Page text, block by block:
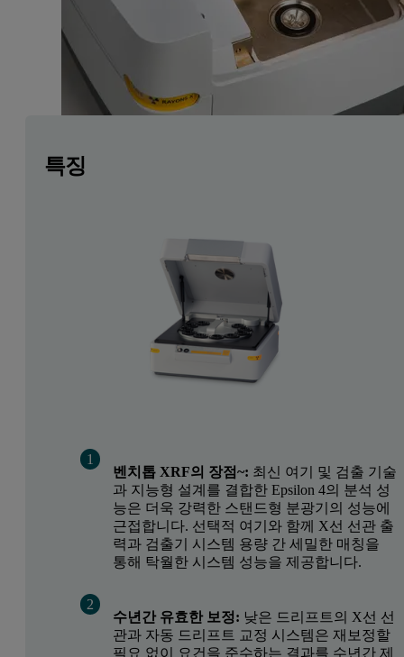
특징
벤치톱 XRF의 장점~: 최신 여기 및 검출 기술
과 지능형 설계를 결합한 Epsilon 4의 분석 성
능은 더욱 강력한 스탠드형 분광기의 성능에
근접합니다. 선택적 여기와 함께 X선 선관 출
력과 검출기 시스템 용량 간 세밀한 매칭을
통해 탁월한 시스템 성능을 제공합니다.
수년간 유효한 보정: 낮은 드리프트의 X선 선
관과 자동 드리프트 교정 시스템은 재보정할
필요 없이 요건을 준수하는 결과를 수년간 제